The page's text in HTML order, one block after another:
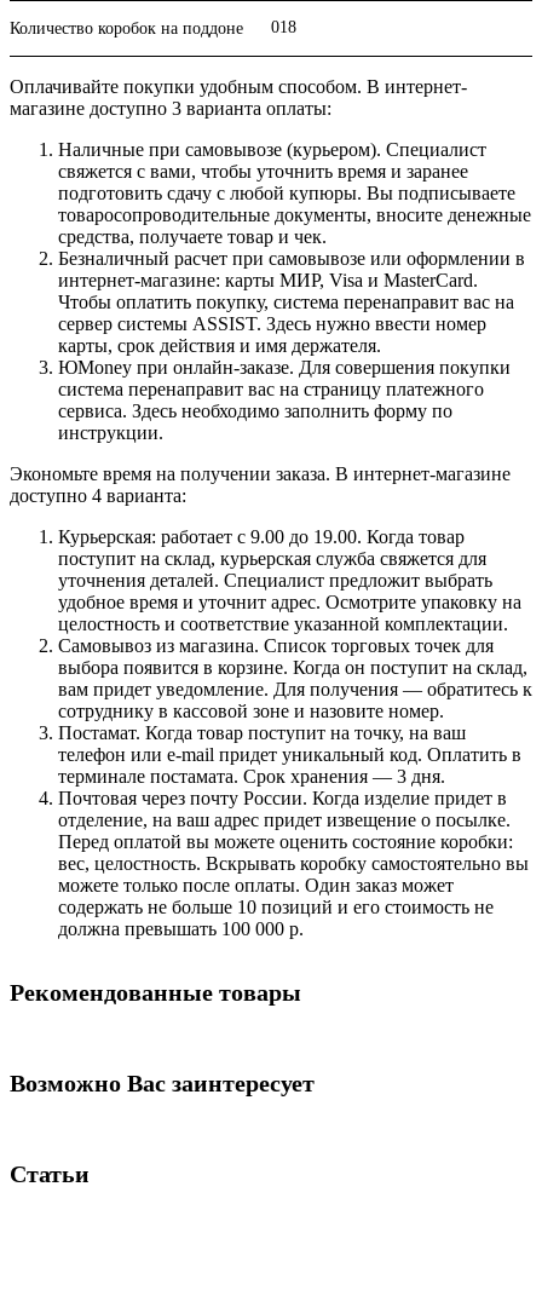
Количество коробок на поддоне 018
Оплачивайте покупки удобным способом. В интернет-
магазине доступно 3 варианта оплаты:
Наличные при самовывозе (курьером). Специалист
свяжется с вами, чтобы уточнить время и заранее
подготовить сдачу с любой купюры. Вы подписываете
товаросопроводительные документы, вносите денежные
средства, получаете товар и чек.
Безналичный расчет при самовывозе или оформлении в
интернет-магазине: карты МИР, Visa и MasterCard.
Чтобы оплатить покупку, система перенаправит вас на
сервер системы ASSIST. Здесь нужно ввести номер
карты, срок действия и имя держателя.
ЮMoney при онлайн-заказе. Для совершения покупки
система перенаправит вас на страницу платежного
сервиса. Здесь необходимо заполнить форму по
инструкции.
Экономьте время на получении заказа. В интернет-магазине
доступно 4 варианта:
Курьерская: работает с 9.00 до 19.00. Когда товар
поступит на склад, курьерская служба свяжется для
уточнения деталей. Специалист предложит выбрать
удобное время и уточнит адрес. Осмотрите упаковку на
целостность и соответствие указанной комплектации.
Самовывоз из магазина. Список торговых точек для
выбора появится в корзине. Когда он поступит на склад,
вам придет уведомление. Для получения — обратитесь к
сотруднику в кассовой зоне и назовите номер.
Постамат. Когда товар поступит на точку, на ваш
телефон или e-mail придет уникальный код. Оплатить в
терминале постамата. Срок хранения — 3 дня.
Почтовая через почту России. Когда изделие придет в
отделение, на ваш адрес придет извещение о посылке.
Перед оплатой вы можете оценить состояние коробки:
вес, целостность. Вскрывать коробку самостоятельно вы
можете только после оплаты. Один заказ может
содержать не больше 10 позиций и его стоимость не
должна превышать 100 000 р.
Рекомендованные товары
Возможно Вас заинтересует
Статьи